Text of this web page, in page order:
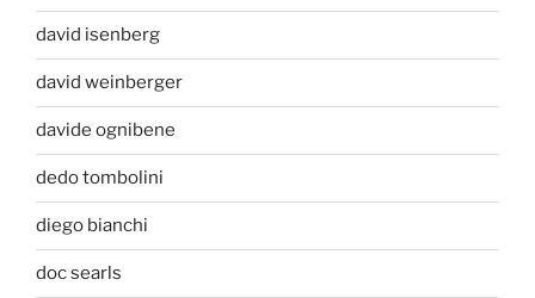
david isenberg
david weinberger
davide ognibene
dedo tombolini
diego bianchi
doc searls